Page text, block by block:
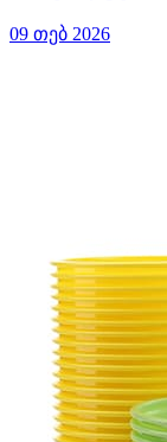
09 თებ 2026